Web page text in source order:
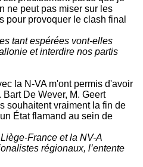
ne peut pas miser sur les
pour provoquer le clash final
tant espérées vont-elles
et interdire nos partis
la N-VA m'ont permis d'avoir
De Wever, M. Geert
souhaitent vraiment la fin de
État flamand au sein de
France et la NV-A
régionaux, l’entente